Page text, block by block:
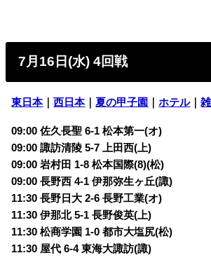
7月16日(水) 4回戦
東日本｜西日本｜夏の甲子園 ｜ホテル｜
09:00 佐久長聖 6-1 松本第一(オ)
09:00 諏訪清陵 5-7
上田西(上)
09:00 岩村田 1-8松本国際(8)(松)
09:00 長野西 4-1伊那弥生ヶ丘(諏)
11:30 長野日大 2-6 長野工業(オ)
11:30 伊那北 5-1長野俊英(上)
11:30 松商学園 1-0 都市大塩尻(松)
11:30 屋代 6-4 東海大諏訪(諏)